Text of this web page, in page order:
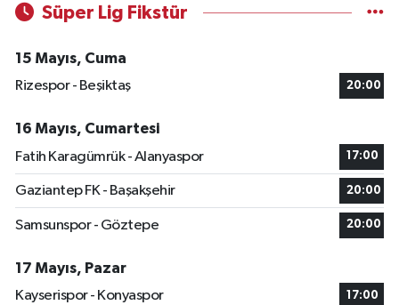
Süper Lig Fikstür
15 Mayıs, Cuma
Rizespor - Beşiktaş
20:00
16 Mayıs, Cumartesi
Fatih Karagümrük - Alanyaspor
17:00
Gaziantep FK - Başakşehir 20:00
Samsunspor - Göztepe 20:00
17 Mayıs, Pazar
Kayserispor - Konyaspor
17:00